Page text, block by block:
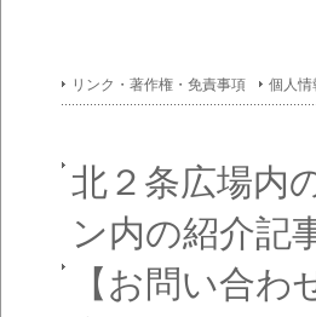
リンク・著作権・免責事項 個人情
北２条広場内
ン内の紹介記
【お問い合